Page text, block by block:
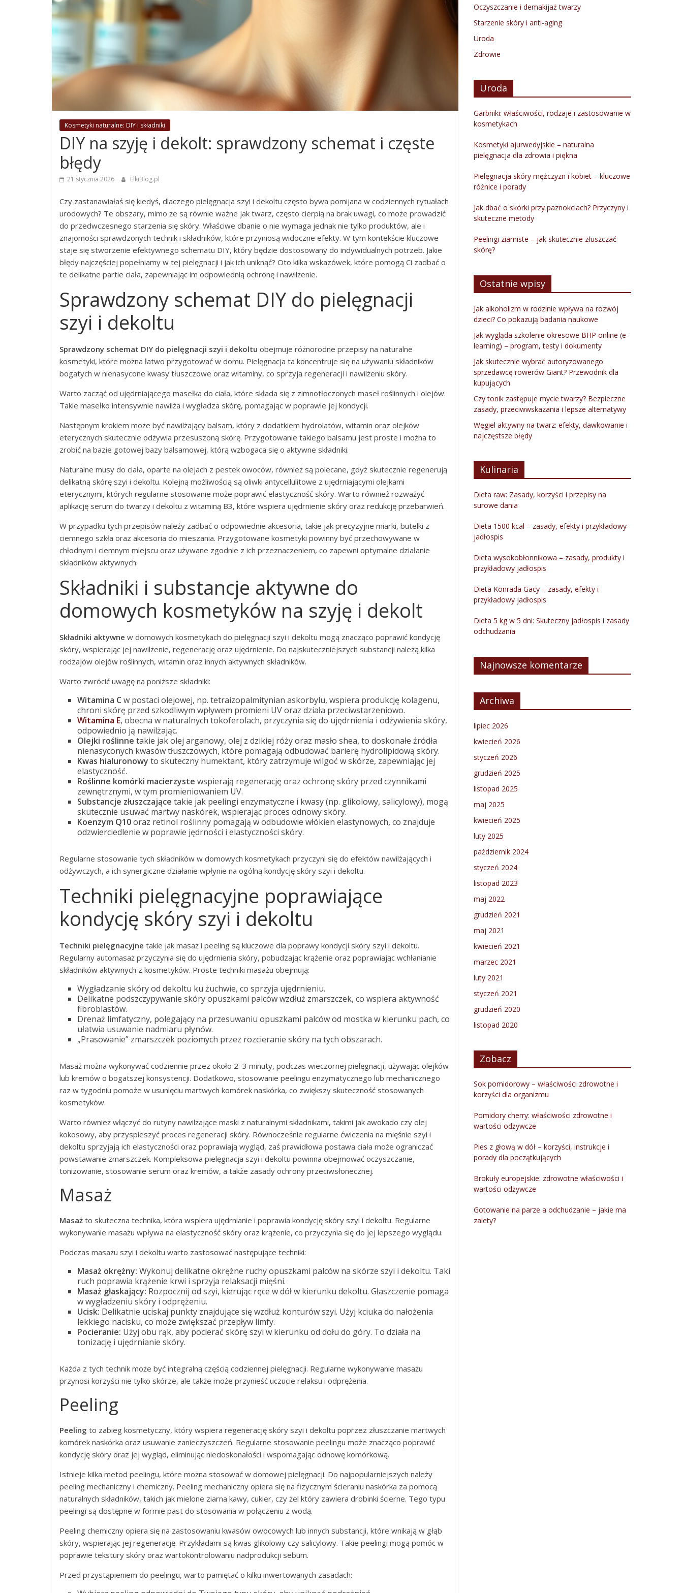
Kosmetyki naturalne: DIY i składniki
DIY na szyję i dekolt: sprawdzony schemat i częste
błędy
21 stycznia 2026 ElkiBlog.pl
Czy zastanawiałaś się kiedyś, dlaczego pielęgnacja szyi i dekoltu często bywa pomijana w codziennych rytuałach
urodowych? Te obszary, mimo że są równie ważne jak twarz, często cierpią na brak uwagi, co może prowadzić
do przedwczesnego starzenia się skóry. Właściwe dbanie o nie wymaga jednak nie tylko produktów, ale i
znajomości sprawdzonych technik i składników, które przyniosą widoczne efekty. W tym kontekście kluczowe
staje się stworzenie efektywnego schematu DIY, który będzie dostosowany do indywidualnych potrzeb. Jakie
błędy najczęściej popełniamy w tej pielęgnacji i jak ich uniknąć? Oto kilka wskazówek, które pomogą Ci zadbać o
te delikatne partie ciała, zapewniając im odpowiednią ochronę i nawilżenie.
Sprawdzony schemat DIY do pielęgnacji
szyi i dekoltu
Sprawdzony schemat DIY do pielęgnacji szyi i dekoltu obejmuje różnorodne przepisy na naturalne
kosmetyki, które można łatwo przygotować w domu. Pielęgnacja ta koncentruje się na używaniu składników
bogatych w nienasycone kwasy tłuszczowe oraz witaminy, co sprzyja regeneracji i nawilżeniu skóry.
Warto zacząć od ujędrniającego masełka do ciała, które składa się z zimnotłoczonych maseł roślinnych i olejów.
Takie masełko intensywnie nawilża i wygładza skórę, pomagając w poprawie jej kondycji.
Następnym krokiem może być nawilżający balsam, który z dodatkiem hydrolatów, witamin oraz olejków
eterycznych skutecznie odżywia przesuszoną skórę. Przygotowanie takiego balsamu jest proste i można to
zrobić na bazie gotowej bazy balsamowej, którą wzbogaca się o aktywne składniki.
Naturalne musy do ciała, oparte na olejach z pestek owoców, również są polecane, gdyż skutecznie regenerują
delikatną skórę szyi i dekoltu. Kolejną możliwością są oliwki antycellulitowe z ujędrniającymi olejkami
eterycznymi, których regularne stosowanie może poprawić elastyczność skóry. Warto również rozważyć
aplikację serum do twarzy i dekoltu z witaminą B3, które wspiera ujędrnienie skóry oraz redukcję przebarwień.
W przypadku tych przepisów należy zadbać o odpowiednie akcesoria, takie jak precyzyjne miarki, butelki z
ciemnego szkła oraz akcesoria do mieszania. Przygotowane kosmetyki powinny być przechowywane w
chłodnym i ciemnym miejscu oraz używane zgodnie z ich przeznaczeniem, co zapewni optymalne działanie
składników aktywnych.
Składniki i substancje aktywne do
domowych kosmetyków na szyję i dekolt
Składniki aktywne w domowych kosmetykach do pielęgnacji szyi i dekoltu mogą znacząco poprawić kondycję
skóry, wspierając jej nawilżenie, regenerację oraz ujędrnienie. Do najskuteczniejszych substancji należą kilka
rodzajów olejów roślinnych, witamin oraz innych aktywnych składników.
Warto zwrócić uwagę na poniższe składniki:
Witamina Cw postaci olejowej, np. tetraizopalmitynian askorbylu, wspiera produkcję kolagenu,
chroni skórę przed szkodliwym wpływem promieni UV oraz działa przeciwstarzeniowo.
Witamina E, obecna w naturalnych tokoferolach, przyczynia się do ujędrnienia i odżywienia skóry,
odpowiednio ją nawilżając.
Olejki roślinne takie jak olej arganowy, olej z dzikiej róży oraz masło shea, to doskonałe źródła
nienasyconych kwasów tłuszczowych, które pomagają odbudować barierę hydrolipidową skóry.
Kwas hialuronowy to skuteczny humektant, który zatrzymuje wilgoć w skórze, zapewniając jej
elastyczność.
Roślinne komórki macierzyste wspierają regenerację oraz ochronę skóry przed czynnikami
zewnętrznymi, w tym promieniowaniem UV.
Substancje złuszczające takie jak peelingi enzymatyczne i kwasy (np. glikolowy, salicylowy), mogą
skutecznie usuwać martwy naskórek, wspierając proces odnowy skóry.
Koenzym Q10oraz retinol roślinny pomagają w odbudowie włókien elastynowych, co znajduje
odzwierciedlenie w poprawie jędrności i elastyczności skóry.
Regularne stosowanie tych składników w domowych kosmetykach przyczyni się do efektów nawilżających i
odżywczych, a ich synergiczne działanie wpłynie na ogólną kondycję skóry szyi i dekoltu.
Techniki pielęgnacyjne poprawiające
kondycję skóry szyi i dekoltu
Techniki pielęgnacyjne takie jak masaż i peeling są kluczowe dla poprawy kondycji skóry szyi i dekoltu.
Regularny automasaż przyczynia się do ujędrnienia skóry, pobudzając krążenie oraz poprawiając wchłanianie
składników aktywnych z kosmetyków. Proste techniki masażu obejmują:
Wygładzanie skóry od dekoltu ku żuchwie, co sprzyja ujędrnieniu.
Delikatne podszczypywanie skóry opuszkami palców wzdłuż zmarszczek, co wspiera aktywność
fibroblastów.
Drenaż limfatyczny, polegający na przesuwaniu opuszkami palców od mostka w kierunku pach, co
ułatwia usuwanie nadmiaru płynów.
„Prasowanie” zmarszczek poziomych przez rozcieranie skóry na tych obszarach.
Masaż można wykonywać codziennie przez około 2–3 minuty, podczas wieczornej pielęgnacji, używając olejków
lub kremów o bogatszej konsystencji. Dodatkowo, stosowanie peelingu enzymatycznego lub mechanicznego
raz w tygodniu pomoże w usunięciu martwych komórek naskórka, co zwiększy skuteczność stosowanych
kosmetyków.
Warto również włączyć do rutyny nawilżające maski z naturalnymi składnikami, takimi jak awokado czy olej
kokosowy, aby przyspieszyć proces regeneracji skóry. Równocześnie regularne ćwiczenia na mięśnie szyi i
dekoltu sprzyjają ich elastyczności oraz poprawiają wygląd, zaś prawidłowa postawa ciała może ograniczać
powstawanie zmarszczek. Kompleksowa pielęgnacja szyi i dekoltu powinna obejmować oczyszczanie,
tonizowanie, stosowanie serum oraz kremów, a także zasady ochrony przeciwsłonecznej.
Masaż
Masaż to skuteczna technika, która wspiera ujędrnianie i poprawia kondycję skóry szyi i dekoltu. Regularne
wykonywanie masażu wpływa na elastyczność skóry oraz krążenie, co przyczynia się do jej lepszego wyglądu.
Podczas masażu szyi i dekoltu warto zastosować następujące techniki:
Masaż okrężny: Wykonuj delikatne okrężne ruchy opuszkami palców na skórze szyi i dekoltu. Taki
ruch poprawia krążenie krwi i sprzyja relaksacji mięśni.
Masaż głaskający: Rozpocznij od szyi, kierując ręce w dół w kierunku dekoltu. Głaszczenie pomaga
w wygładzeniu skóry i odprężeniu.
Ucisk: Delikatnie uciskaj punkty znajdujące się wzdłuż konturów szyi. Użyj kciuka do nałożenia
lekkiego nacisku, co może zwiększać przepływ limfy.
Pocieranie: Użyj obu rąk, aby pocierać skórę szyi w kierunku od dołu do góry. To działa na
tonizację i ujędrnianie skóry.
Każda z tych technik może być integralną częścią codziennej pielęgnacji. Regularne wykonywanie masażu
przynosi korzyści nie tylko skórze, ale także może przynieść uczucie relaksu i odprężenia.
Peeling
Peeling to zabieg kosmetyczny, który wspiera regenerację skóry szyi i dekoltu poprzez złuszczanie martwych
komórek naskórka oraz usuwanie zanieczyszczeń. Regularne stosowanie peelingu może znacząco poprawić
kondycję skóry oraz jej wygląd, eliminując niedoskonałości i wspomagając odnowę komórkową.
Istnieje kilka metod peelingu, które można stosować w domowej pielęgnacji. Do najpopularniejszych należy
peeling mechaniczny i chemiczny. Peeling mechaniczny opiera się na fizycznym ścieraniu naskórka za pomocą
naturalnych składników, takich jak mielone ziarna kawy, cukier, czy żel który zawiera drobinki ścierne. Tego typu
peelingi są dostępne w formie past do stosowania w połączeniu z wodą.
Peeling chemiczny opiera się na zastosowaniu kwasów owocowych lub innych substancji, które wnikają w głąb
skóry, wspierając jej regenerację. Przykładami są kwas glikolowy czy salicylowy. Takie peelingi mogą pomóc w
poprawie tekstury skóry oraz wartokontrolowaniu nadprodukcji sebum.
Przed przystąpieniem do peelingu, warto pamiętać o kilku inwertowanych zasadach:
Oczyszczanie i demakijaż twarzy
Starzenie skóry i anti-aging
Uroda
Zdrowie
Uroda
Garbniki: właściwości, rodzaje i zastosowanie w
kosmetykach
Kosmetyki ajurwedyjskie – naturalna
pielęgnacja dla zdrowia i piękna
Pielęgnacja skóry mężczyzn i kobiet – kluczowe
różnice i porady
Jak dbać o skórki przy paznokciach? Przyczyny i
skuteczne metody
Peelingi ziarniste – jak skutecznie złuszczać
skórę?
Ostatnie wpisy
Jak alkoholizm w rodzinie wpływa na rozwój
dzieci? Co pokazują badania naukowe
Jak wygląda szkolenie okresowe BHP online (e-
learning) – program, testy i dokumenty
Jak skutecznie wybrać autoryzowanego
sprzedawcę rowerów Giant? Przewodnik dla
kupujących
Czy tonik zastępuje mycie twarzy? Bezpieczne
zasady, przeciwwskazania i lepsze alternatywy
Węgiel aktywny na twarz: efekty, dawkowanie i
najczęstsze błędy
Kulinaria
Dieta raw: Zasady, korzyści i przepisy na
surowe dania
Dieta 1500 kcal – zasady, efekty i przykładowy
jadłospis
Dieta wysokobłonnikowa – zasady, produkty i
przykładowy jadłospis
Dieta Konrada Gacy – zasady, efekty i
przykładowy jadłospis
Dieta 5 kg w 5 dni: Skuteczny jadłospis i zasady
odchudzania
Najnowsze komentarze
Archiwa
lipiec 2026
kwiecień 2026
styczeń 2026
grudzień 2025
listopad 2025
maj 2025
kwiecień 2025
luty 2025
październik 2024
styczeń 2024
listopad 2023
maj 2022
grudzień 2021
maj 2021
kwiecień 2021
marzec 2021
luty 2021
styczeń 2021
grudzień 2020
listopad 2020
Zobacz
Sok pomidorowy – właściwości zdrowotne i
korzyści dla organizmu
Pomidory cherry: właściwości zdrowotne i
wartości odżywcze
Pies z głową w dół – korzyści, instrukcje i
porady dla początkujących
Brokuły europejskie: zdrowotne właściwości i
wartości odżywcze
Gotowanie na parze a odchudzanie – jakie ma
zalety?